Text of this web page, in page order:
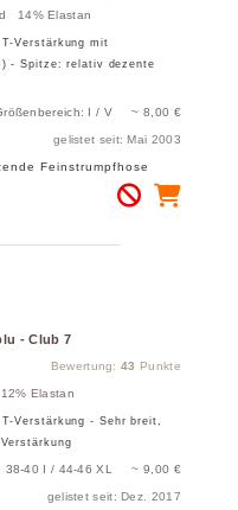
14% Elastan
Verstärkung mit
- Spitze: relativ dezente
I / V ~ 8,00 €
gelistet seit: Mai 2003
Feinstrumpfhose
- Club 7
Bewertung:43 Punkte
Elastan
Verstärkung - Sehr breit,
38-40 I / 44-46 XL ~ 9,00 €
gelistet seit: Dez. 2017